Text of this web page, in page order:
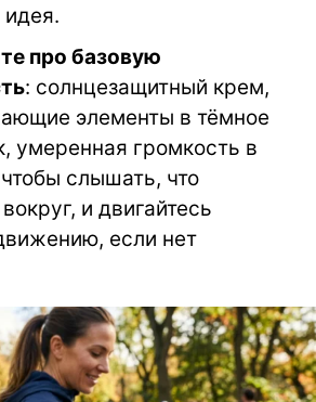
про базовую
: солнцезащитный крем,
элементы в тёмное
умеренная громкость в
слышать, что
и двигайтесь
если нет